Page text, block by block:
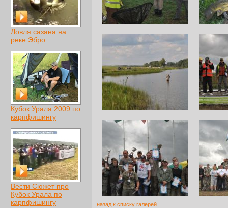
Ловля сазана на
реке Эбро
Кубок Урала 2009 по
карпфишингу
Вести Сюжет про
Кубок Урала по
карпфишингу
назад к списку галерей